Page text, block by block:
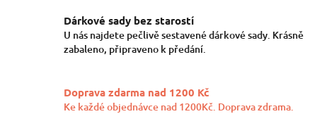
Dárkové sady bez starostí
U nás najdete pečlivě sestavené dárkové sady. Krásně
zabaleno, připraveno k předání.
Doprava zdarma nad 1200 Kč
Ke každé objednávce nad 1200Kč. Doprava zdrama.